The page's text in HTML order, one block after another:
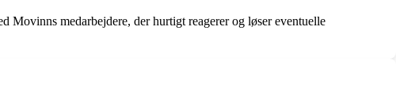
Movinns medarbejdere, der hurtigt reagerer og løser eventuelle